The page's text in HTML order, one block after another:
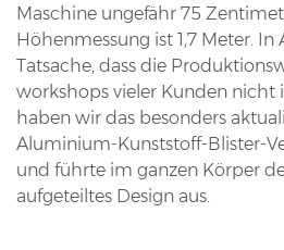
Maschine ungefähr 75
Höhenmessung ist 1,7 Meter.
Tatsache, dass die
workshops vieler Kunden nicht
haben wir das besonders
Aluminium-Kunststoff-Blister-
und führte im ganzen Körper
aufgeteiltes Design aus.